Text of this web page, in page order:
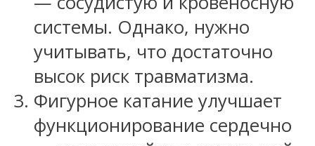
системы. Однако, нужно
учитывать, что достаточно
высок риск травматизма.
Фигурное катание улучшает
функционирование сердечно